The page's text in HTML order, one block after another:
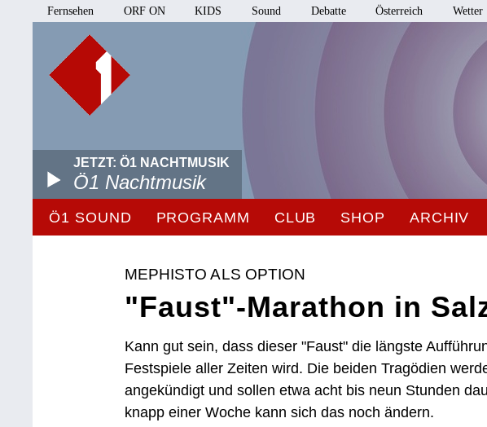
Fernsehen ORF ON KIDS Sound Debatte Österreich Wetter
JETZT: Ö1 NACHTMUSIK
Ö1 Nachtmusik
Ö1 SOUND PROGRAMM CLUB SHOP ARCHIV
MEPHISTO ALS OPTION
"Faust"-Marathon in
Kann gut sein, dass dieser "Faust" die längste
Festspiele aller Zeiten wird. Die beiden Tragödien
angekündigt und sollen etwa acht bis neun Stunden
knapp einer Woche kann sich das noch ändern.